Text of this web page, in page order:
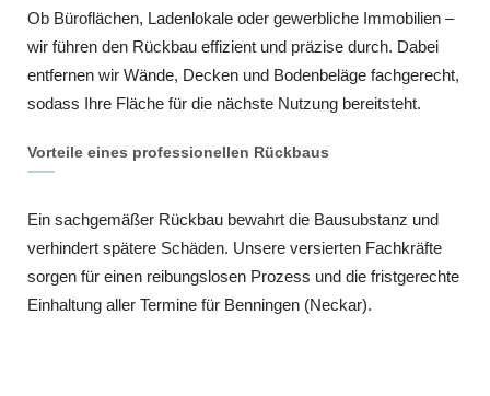
Ob Büroflächen, Ladenlokale oder gewerbliche Immobilien –
wir führen den Rückbau effizient und präzise durch. Dabei
entfernen wir Wände, Decken und Bodenbeläge fachgerecht,
sodass Ihre Fläche für die nächste Nutzung bereitsteht.
Vorteile eines professionellen Rückbaus
Ein sachgemäßer Rückbau bewahrt die Bausubstanz und
verhindert spätere Schäden. Unsere versierten Fachkräfte
sorgen für einen reibungslosen Prozess und die fristgerechte
Einhaltung aller Termine für Benningen (Neckar).